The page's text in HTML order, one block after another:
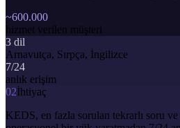
~600.000
hizmet verilen müşteri
3 dil
Arnavutça, Sırpça, İngilizce
7/24
anlık erişim
02İhtiyaç
KEDS, en fazla sorulan tekrarlı soru